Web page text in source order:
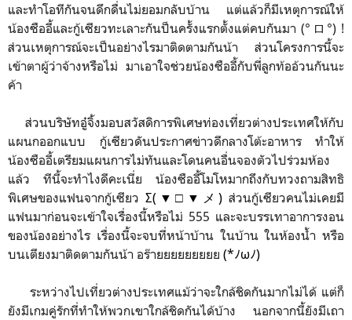
และทำโอทีกันจนดึกดื่นไม่ยอมกลับบ้าน แต่แล้วก็มีเหตุการณ์ให้
น้องซืออี้และกู้เซียวทะเลาะกันป็นครั้งแรกตั้งแต่คบกันมา (°ロ°) !
ส่วนเหตุการณ์จะเป็นอย่างไรมาติดตามกันน้า ส่วนโครงการนี้จะ
เข้าตาผู้ว่าจ้างหรือไม่ มาเอาใจช่วยน้องซืออี้กับพี่ลูกท้ออ้วนกันนะ
ค้า
ส่วนบริษัทอู๋จิ้งมอบสวัสดิการพิเศษท่องเที่ยวต่างประเทศให้กับ
แผนกออกแบบ กู้เซียวดันประกาศข่าวดีกลางโต้ะอาหาร ทำให้
น้องซืออี้เตรียมแผนการไม่ทันและโดนคนอื่นจองตัวไปร่วมห้อง
แล้ว ทีนี้จะทำไงดีคะเนี่ย น้องซืออี้โมโหมากถึงกับทวงถามสิทธิ
พิเศษของแฟนจากกู้เซียวΣ(▼□▼メ)ส่วนกู้เซียวคนไม่เคยมี
แฟนมาก่อนจะเข้าใจเรื่องนี้หรือไม่ 555 และจะบรรเทาอาการงอน
ของน้องอย่างไร เรื่องนี้จะจบที่หน้าบ้าน ในบ้าน ในห้องน้ำ หรือ
บนเตียงมาติดตามกันน้า อร๊ายยยยยยยยย (*ﾉωﾉ)
ระหว่างไปเที่ยวต่างประเทศแม้ว่าจะใกล้ชิดกันมากไม่ได้ แต่ก็
ยังมีเกมคู่รักที่ทำให้พวกเขาใกล้ชิดกันได้บ้าง นอกจากนี้ยังมีเถา